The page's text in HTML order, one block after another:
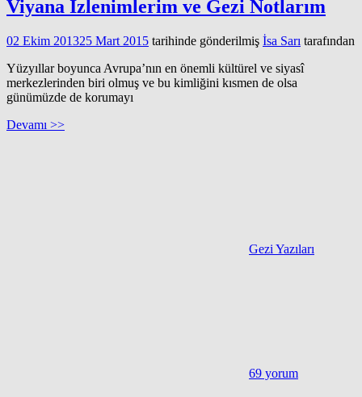
Viyana İzlenimlerim ve Gezi Notlarım
02 Ekim 201325 Mart 2015 tarihinde gönderilmiş İsa Sarı tarafından
Yüzyıllar boyunca Avrupa’nın en önemli kültürel ve siyasî
merkezlerinden biri olmuş ve bu kimliğini kısmen de olsa
günümüzde de korumayı
Devamı >>
Gezi Yazıları
69 yorum